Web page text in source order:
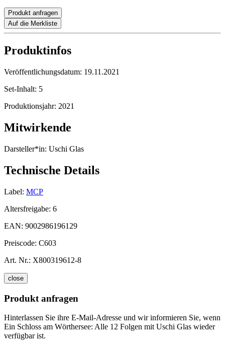
Produkt anfragen
Auf die Merkliste
Produktinfos
Veröffentlichungsdatum: 19.11.2021
Set-Inhalt: 5
Produktionsjahr: 2021
Mitwirkende
Darsteller*in: Uschi Glas
Technische Details
Label: MCP
Altersfreigabe: 6
EAN: 9002986196129
Preiscode: C603
Art. Nr.: X800319612-8
close
Produkt anfragen
Hinterlassen Sie ihre E-Mail-Adresse und wir informieren Sie, wenn
Ein Schloss am Wörthersee: Alle 12 Folgen mit Uschi Glas wieder
verfügbar ist.